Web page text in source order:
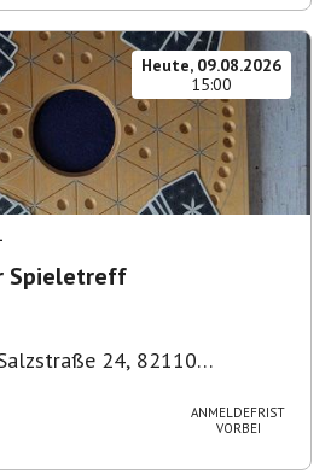
Heute, 09.08.2026
15:00
Spieletreff
24, 82110
ANMELDEFRIST
VORBEI